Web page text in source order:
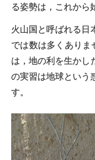
る姿勢は，これから
火山国と呼ばれる日
では数は多くあり
は，地の利を生かし
の実習は地球という
す。